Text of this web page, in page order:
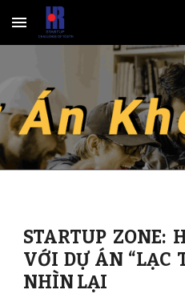
Skip to main content
STARTUP ZONE:
VỚI DỰ ÁN “LẠC
NHÌN LẠI